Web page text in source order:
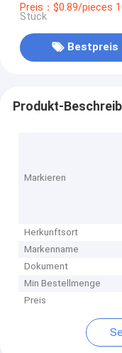
Preis：$0.89/pieces
Stück
Bestpreis
Produkt-
Markieren
Herkunftsort
Markenname
Dokument
Min Bestellmenge
Preis